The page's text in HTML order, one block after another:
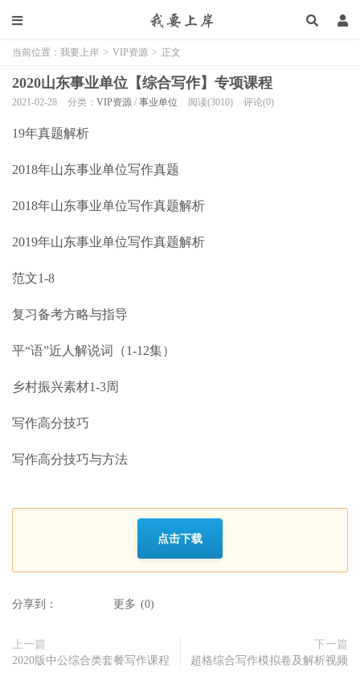
当前位置： 我要上岸 > VIP资源 > 正文
2020山东事业单位【综合写作】专项课程
2021-02-28 分类： VIP资源 / 事业单位 阅读(3010) 评论(0)
19年真题解析
2018年山东事业单位写作真题
2018年山东事业单位写作真题解析
2019年山东事业单位写作真题解析
范文1-8
复习备考方略与指导
平“语”近人解说词（1-12集）
乡村振兴素材1-3周
写作高分技巧
写作高分技巧与方法
点击下载
分享到： 更多 (0)
上一篇
2020版中公综合类套餐写作课程
下一篇
超格综合写作模拟卷及解析视频